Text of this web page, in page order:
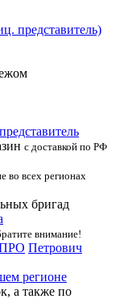
представитель)
с доставкой по РФ
во всех регионах
бригад
внимание!
Петрович
регионе
а также по